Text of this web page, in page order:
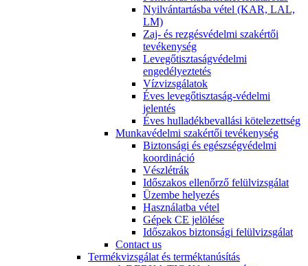
Nyilvántartásba vétel (KAR, LAL,
LM)
Zaj- és rezgésvédelmi szakértői
tevékenység
Levegőtisztaságvédelmi
engedélyeztetés
Vízvizsgálatok
Éves levegőtisztaság-védelmi
jelentés
Éves hulladékbevallási kötelezettség
Munkavédelmi szakértői tevékenység
Biztonsági és egészségvédelmi
koordináció
Vészlétrák
Időszakos ellenőrző felülvizsgálat
Üzembe helyezés
Használatba vétel
Gépek CE jelölése
Időszakos biztonsági felülvizsgálat
Contact us
Termékvizsgálat és terméktanúsítás